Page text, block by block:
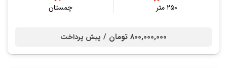
۲۵۰ متر
چمستان
800,000,000 تومان / پیش پرداخت